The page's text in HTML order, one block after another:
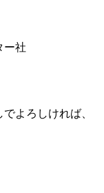
ー社
よろしければ、